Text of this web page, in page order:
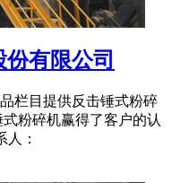
有限公司
栏目提供反击锤式粉碎
粉碎机赢得了客户的认
：